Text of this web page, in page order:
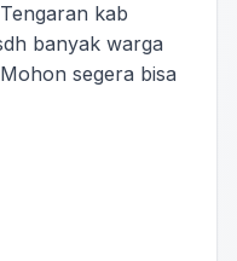
kab
banyak warga
segera bisa